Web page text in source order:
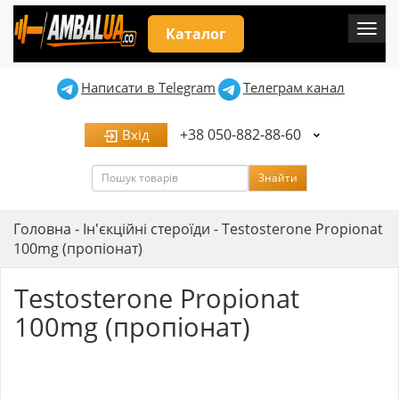
Каталог
Написати в Telegram Телеграм канал
Вхід +38 050-882-88-60
Пошук Знайти
Головна - Ін'єкційні стероїди -Testosterone Propionat
100mg (пропіонат)
Testosterone Propionat
100mg (пропіонат)